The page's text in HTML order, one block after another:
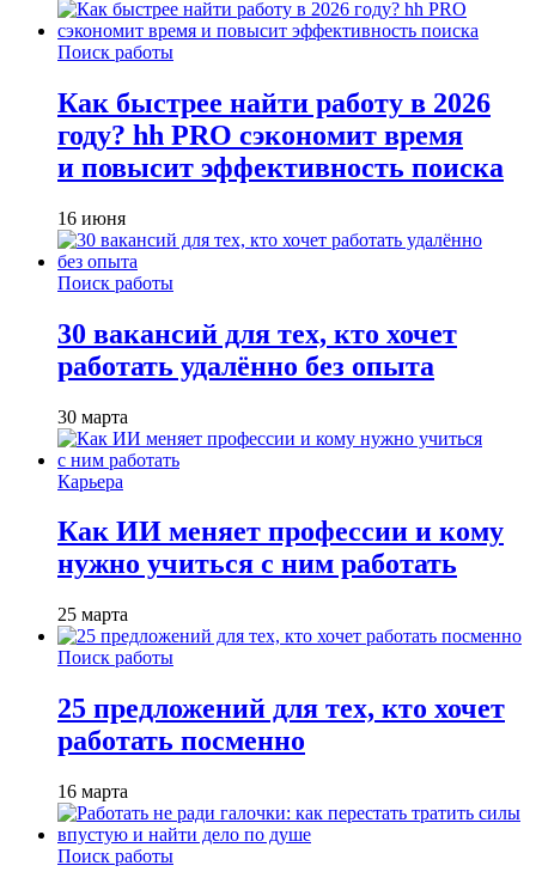
Поиск работы
Как быстрее найти работу в 2026
году? hh PRO сэкономит время
и повысит эффективность поиска
16 июня
Поиск работы
30 вакансий для тех, кто хочет
работать удалённо без опыта
30 марта
Карьера
Как ИИ меняет профессии и кому
нужно учиться с ним работать
25 марта
Поиск работы
25 предложений для тех, кто хочет
работать посменно
16 марта
Поиск работы